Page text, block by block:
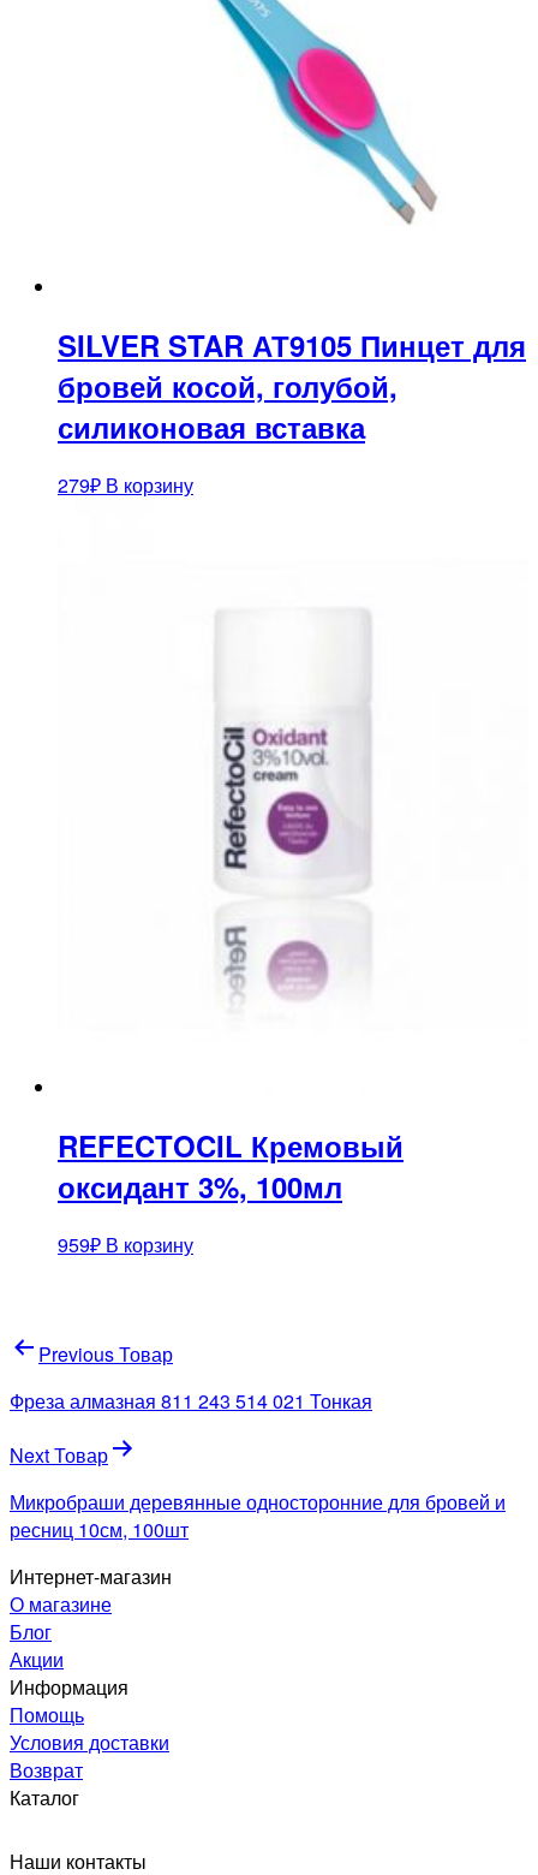
SILVER STAR АТ9105 Пинцет для
бровей косой, голубой,
силиконовая вставка
279₽ В корзину
REFECTOCIL Кремовый
оксидант 3%, 100мл
959₽ В корзину
Навигация
по
записям
Previous Товар
Фреза алмазная 811 243 514 021 Тонкая
Next Товар
Микробраши деревянные односторонние для бровей и
ресниц 10см, 100шт
Интернет-магазин
О магазине
Блог
Акции
Информация
Помощь
Условия доставки
Возврат
Каталог
Наши контакты